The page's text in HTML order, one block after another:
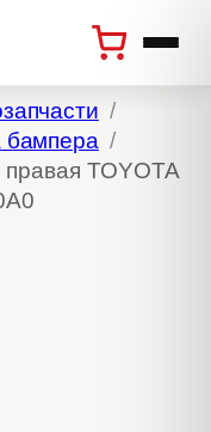
бампера
TOYOTA